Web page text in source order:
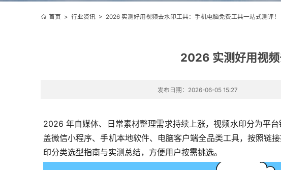
首页 > 行业资讯> 2026 实测好用视频去水印工具：手机电脑免费工具一站式测评！
2026 实测好用视
发布日期：2026-06-05 15:27
2026 年自媒体、日常素材整理需求持续上涨，视频水印分为平
盖微信小程序、手机本地软件、电脑客户端全品类工具，按照链
印分类选型指南与实测总结，方便用户按需挑选。